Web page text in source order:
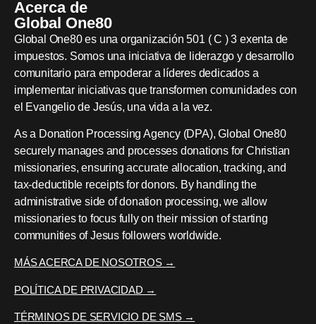
Acerca de
Global One80
Global One80 es una organización 501 ( C ) 3 exenta de
impuestos. Somos una iniciativa de liderazgo y desarrollo
comunitario para empoderar a líderes dedicados a
implementar iniciativas que transformen comunidades con
el Evangelio de Jesús, una vida a la vez.
As a Donation Processing Agency (DPA), Global One80
securely manages and processes donations for Christian
missionaries, ensuring accurate allocation, tracking, and
tax-deductible receipts for donors. By handling the
administrative side of donation processing, we allow
missionaries to focus fully on their mission of starting
communities of Jesus followers worldwide.
MÁS ACERCA DE NOSOTROS →
POLÍTICA DE PRIVACIDAD →
TÉRMINOS DE SERVICIO DE SMS →